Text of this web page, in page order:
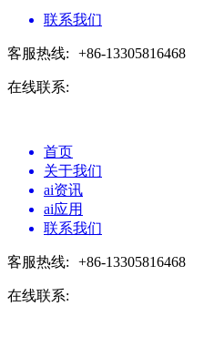
联系我们
客服热线: +86-13305816468
在线联系:
首页
关于我们
ai资讯
ai应用
联系我们
客服热线: +86-13305816468
在线联系: